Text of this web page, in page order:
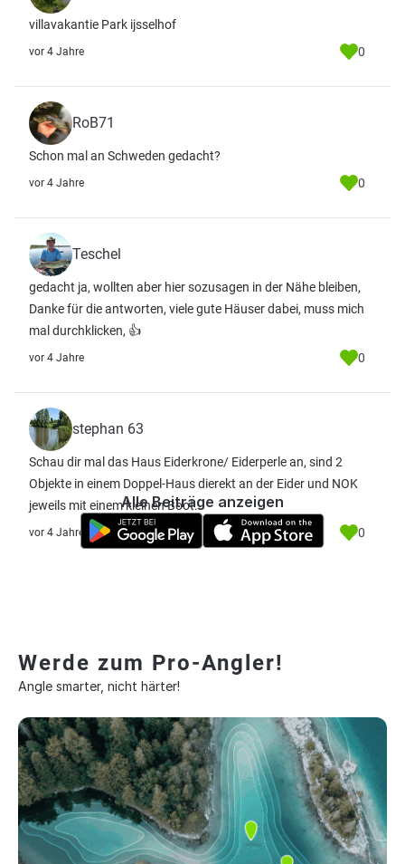
villavakantie Park ijsselhof
vor 4 Jahre 0
RoB71
Schon mal an Schweden gedacht?
vor 4 Jahre 0
Teschel
gedacht ja, wollten aber hier sozusagen in der Nähe bleiben,
Danke für die antworten, viele gute Häuser dabei, muss mich
mal durchklicken, 👍
vor 4 Jahre 0
stephan 63
Schau dir mal das Haus Eiderkrone/ Eiderperle an, sind 2
Objekte in einem Doppel-Haus dierekt an der Eider und NOK
jeweils mit einem kleinen Boot.
vor 4 Jahre 0
Alle Beiträge anzeigen
Werde zum Pro-Angler!
Angle smarter, nicht härter!